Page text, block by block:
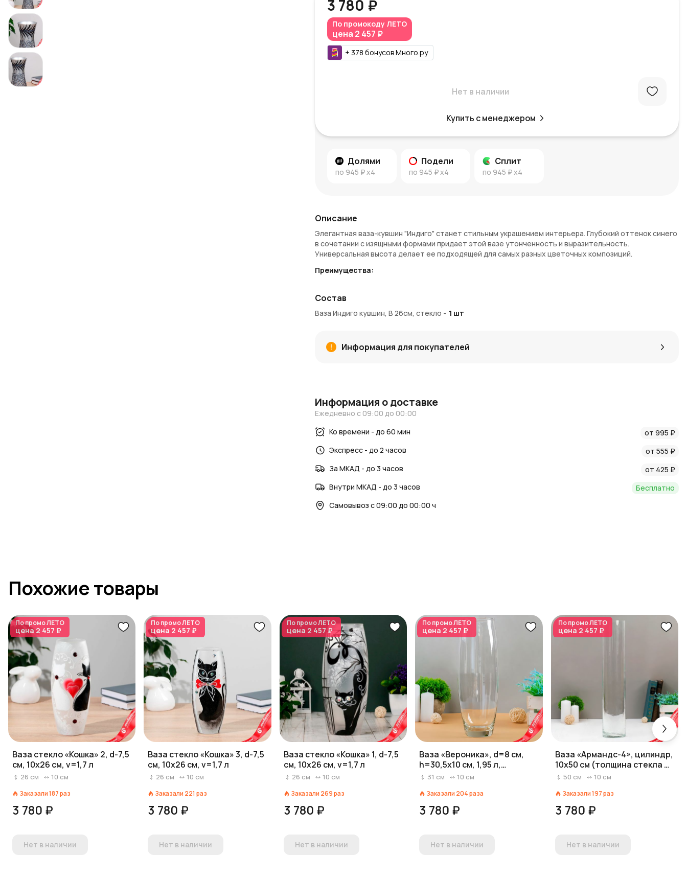
3 780 ₽
По промокоду ЛЕТО
цена 2 457 ₽
+ 378 бонусовМного.ру
Нет в наличии
Купить с менеджером
Долями
по 945 ₽x4
Подели
по 945 ₽x4
Сплит
по 945 ₽x4
Описание
Элегантная ваза-кувшин "Индиго" станет стильным украшением интерьера. Глубокий оттенок синего
в сочетании с изящными формами придает этой вазе утонченность и выразительность.
Универсальная высота делает ее подходящей для самых разных цветочных композиций.
Преимущества:
Насыщенный оттенок индиго добавляет интерьеру глубину и изысканность
Прочное стекло обеспечивает долговечность и устойчивость
Купить вазу-кувшин "Индиго"можно в интернет-магазине
. Мы обеспечиваем быструю
Загляните в нашблогдля идей по оформлению интерьера и подбору цветочных композиций.
Следите за новостями AzaliaNow
AzaliaNow
Состав
Ваза Индиго кувшин, В 26см, стекло - 1 шт
Информация для покупателей
Информация о доставке
Ежедневно с 09:00 до 00:00
Ко времени - до 60 мин
от 995 ₽
Экспресс - до 2 часов
от 555 ₽
За МКАД - до 3 часов
от 425 ₽
Внутри МКАД - до 3 часов
Бесплатно
Самовывоз с 09:00 до 00:00 ч
Похожие товары
По промоЛЕТО
цена 2 457 ₽
Ваза стекло «Кошка» 2, d-7,5
см, 10х26 см, v=1,7 л
26 см 10 см
Заказали187раз
3 780 ₽
Нет в наличии
По промоЛЕТО
цена 2 457 ₽
Ваза стекло «Кошка» 3, d-7,5
см, 10х26 см, v=1,7 л
26 см 10 см
Заказали 221 раз
3 780 ₽
Нет в наличии
По промоЛЕТО
цена 2 457 ₽
Ваза стекло «Кошка» 1, d-7,5
см, 10х26 см, v=1,7 л
26 см 10 см
Заказали 269раз
3 780 ₽
Нет в наличии
По промоЛЕТО
цена 2 457 ₽
Ваза «Вероника», d=8 см,
h=30,5х10 см, 1,95 л,
прозрачная
31 см 10 см
Заказали 204раза
3 780 ₽
Нет в наличии
По промоЛЕТО
цена 2 457 ₽
Ваза «Армандс-4», цилиндр,
10х50 см (толщина стекла 4
мм), прозрачная
50 см 10 см
Заказали197раз
3 780 ₽
Нет в наличии